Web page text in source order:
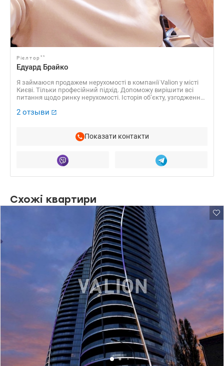
Рієлтор **
Едуард Брайко
Я займаюся продажем нерухомості в компанії Valion у місті
Києві. Тільки професійний підхід. Допоможу вирішити всі
питання щодо ринку нерухомості. Історія об’єкту, узгодження
рішень, проведення торгів, укладання угоди під ключ.
2 отзыви
Показати контакти
Схожі квартири